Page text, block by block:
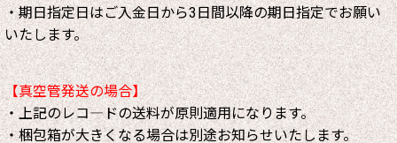
・期日指定日はご入金日から3日間以降の期日指定でお願い
いたします。
【真空管発送の場合】
・上記のレコ―ドの送料が原則適用になります。
・梱包箱が大きくなる場合は別途お知らせいたします。